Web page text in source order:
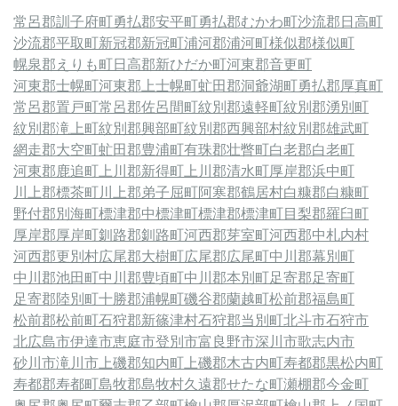
常呂郡訓子府町勇払郡安平町勇払郡むかわ町沙流郡日高町
沙流郡平取町新冠郡新冠町浦河郡浦河町様似郡様似町
幌泉郡えりも町日高郡新ひだか町河東郡音更町
河東郡士幌町河東郡上士幌町虻田郡洞爺湖町勇払郡厚真町
常呂郡置戸町常呂郡佐呂間町紋別郡遠軽町紋別郡湧別町
紋別郡滝上町紋別郡興部町紋別郡西興部村紋別郡雄武町
網走郡大空町虻田郡豊浦町有珠郡壮瞥町白老郡白老町
河東郡鹿追町 上川郡新得町 上川郡清水町厚岸郡浜中町
川上郡標茶町川上郡弟子屈町阿寒郡鶴居村白糠郡白糠町
野付郡別海町標津郡中標津町標津郡標津町目梨郡羅臼町
厚岸郡厚岸町釧路郡釧路町河西郡芽室町河西郡中札内村
河西郡更別村広尾郡大樹町広尾郡広尾町中川郡幕別町
中川郡池田町中川郡豊頃町中川郡本別町足寄郡足寄町
足寄郡陸別町十勝郡浦幌町磯谷郡蘭越町松前郡福島町
松前郡松前町石狩郡新篠津村石狩郡当別町北斗市石狩市
北広島市伊達市恵庭市登別市富良野市深川市歌志内市
砂川市滝川市 上磯郡知内町 上磯郡木古内町寿都郡黒松内町
寿都郡寿都町島牧郡島牧村久遠郡せたな町瀬棚郡今金町